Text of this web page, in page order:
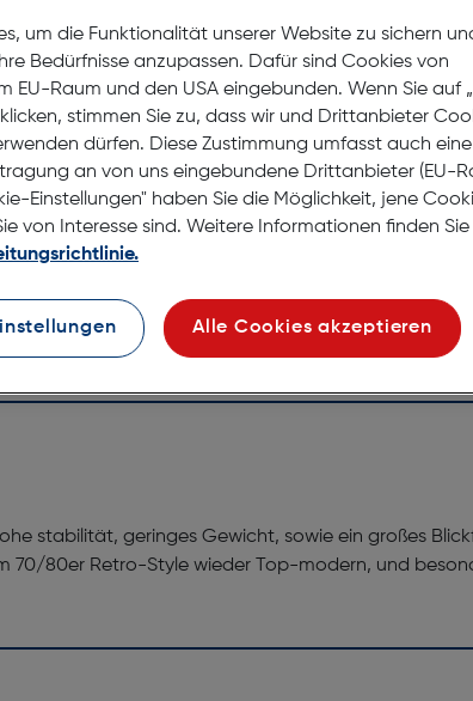
Jetzt Termin
Lagernd | 6
Nach Hause
Selbstabholung
stabilität, geringes Gewicht, sowie ein großes
70/80er Retro-Style wieder Top-modern, und
um die Funktionalität unserer Website zu sichern
Bedürfnisse anzupassen. Dafür sind Cookies von
EU-Raum und den USA eingebunden. Wenn Sie auf
stimmen Sie zu, dass wir und Drittanbieter
dürfen. Diese Zustimmung umfasst auch eine
an von uns eingebundene Drittanbieter (EU-
Einstellungen" haben Sie die Möglichkeit, jene
von Interesse sind. Weitere Informationen finden Sie
Alle Cookies akzeptieren